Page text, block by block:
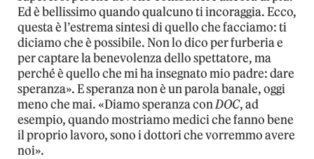
Ed è bellissimo quando qualcuno ti incoraggia. Ecco,
questa è l’estrema sintesi di quello che facciamo: ti
diciamo che è possibile. Non lo dico per furberia e
per captare la benevolenza dello spettatore, ma
perché è quello che mi ha insegnato mio padre: dare
speranza». E speranza non è un parola banale, oggi
meno che mai. «Diamo speranza conDOC, ad
esempio, quando mostriamo medici che fanno bene
il proprio lavoro, sono i dottori che vorremmo avere
noi».